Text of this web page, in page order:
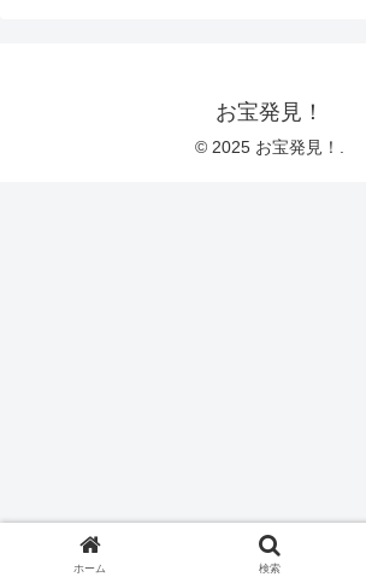
お宝発見！
© 2025 お宝発見！.
ホーム 検索